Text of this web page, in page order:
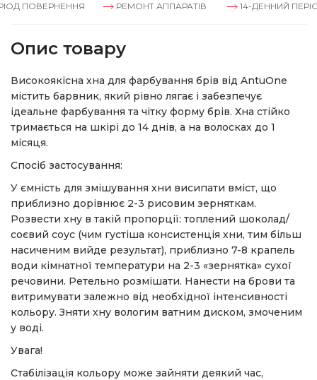
ПОВЕРНЕННЯ РЕМОНТ АППАРАТІВ 14-ДЕННИЙ
Опис товару
Високоякісна хна для фарбування брів від AntuOne
містить барвник, який рівно лягає і забезпечує
ідеальне фарбування та чітку форму брів. Хна стійко
тримається на шкірі до 14 днів, а на волосках до 1
місяця.
Спосіб застосування:
У ємність для змішування хни висипати вміст, що
приблизно дорівнює 2-3 рисовим зерняткам.
Розвести хну в такій пропорції: топлений шоколад/
соєвий соус (чим густіша консистенція хни, тим більш
насиченим вийде результат), приблизно 7-8 крапель
води кімнатної температури на 2-3 «зернятка» сухої
речовини. Ретельно розмішати. Нанести на брови та
витримувати залежно від необхідної інтенсивності
кольору. Зняти хну вологим ватним диском, змоченим
у воді.
Увага!
Стабілізація кольору може зайняти деякий час,